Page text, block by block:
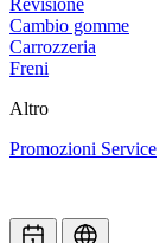
Revisione
Cambio gomme
Carrozzeria
Freni
Altro
Promozioni Service